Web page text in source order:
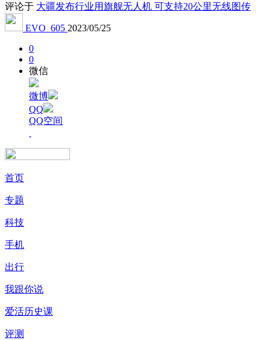
评论于 大疆发布行业用旗舰无人机 可支持20公里无线图传
EVO_605 2023/05/25
0
0
微信
微博
QQ
QQ空间
首页
专题
科技
手机
出行
我跟你说
爱活历史课
评测